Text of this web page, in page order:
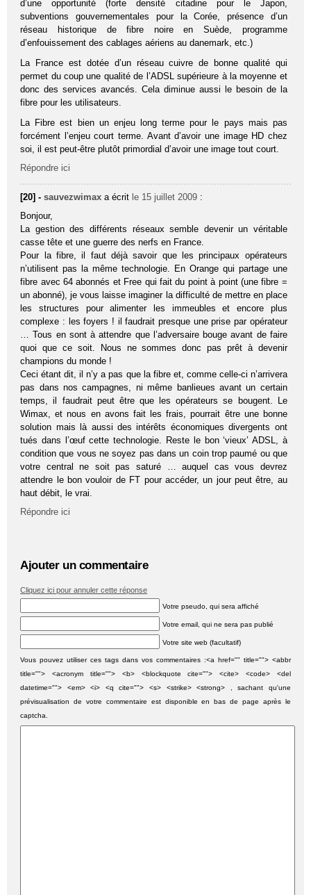
d’une opportunité (forte densité citadine pour le Japon,
subventions gouvernementales pour la Corée, présence d’un
réseau historique de fibre noire en Suède, programme
d’enfouissement des cablages aériens au danemark, etc.)
La France est dotée d’un réseau cuivre de bonne qualité qui
permet du coup une qualité de l’ADSL supérieure à la moyenne et
donc des services avancés. Cela diminue aussi le besoin de la
fibre pour les utilisateurs.
La Fibre est bien un enjeu long terme pour le pays mais pas
forcément l’enjeu court terme. Avant d’avoir une image HD chez
soi, il est peut-être plutôt primordial d’avoir une image tout court.
Répondre ici
[20] -sauvezwimax a écrit le 15 juillet 2009 :
Bonjour,
La gestion des différents réseaux semble devenir un véritable
casse tête et une guerre des nerfs en France.
Pour la fibre, il faut déjà savoir que les principaux opérateurs
n’utilisent pas la même technologie. En Orange qui partage une
fibre avec 64 abonnés et Free qui fait du point à point (une fibre =
un abonné), je vous laisse imaginer la difficulté de mettre en place
les structures pour alimenter les immeubles et encore plus
complexe : les foyers ! il faudrait presque une prise par opérateur
… Tous en sont à attendre que l’adversaire bouge avant de faire
quoi que ce soit. Nous ne sommes donc pas prêt à devenir
champions du monde !
Ceci étant dit, il n’y a pas que la fibre et, comme celle-ci n’arrivera
pas dans nos campagnes, ni même banlieues avant un certain
temps, il faudrait peut être que les opérateurs se bougent. Le
Wimax, et nous en avons fait les frais, pourrait être une bonne
solution mais là aussi des intérêts économiques divergents ont
tués dans l’œuf cette technologie. Reste le bon ‘vieux’ ADSL, à
condition que vous ne soyez pas dans un coin trop paumé ou que
votre central ne soit pas saturé … auquel cas vous devrez
attendre le bon vouloir de FT pour accéder, un jour peut être, au
haut débit, le vrai.
Répondre ici
Ajouter un commentaire
Cliquez ici pour annuler cette réponse
Votre pseudo, qui sera affiché
Votre email, qui ne sera pas publié
Votre site web (facultatif)
Vous pouvez utiliser ces tags dans vos commentaires :<a href="" title=""> <abbr
title=""> <acronym title=""> <b> <blockquote cite=""> <cite> <code> <del
datetime=""> <em> <i> <q cite=""> <s> <strike> <strong> , sachant qu'une
prévisualisation de votre commentaire est disponible en bas de page après le
captcha.